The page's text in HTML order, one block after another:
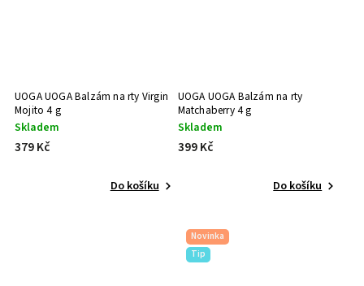
UOGA UOGA Balzám na rty Virgin
Mojito 4 g
Skladem
379 Kč
Do košíku
UOGA UOGA Balzám na rty
Matchaberry 4 g
Skladem
399 Kč
Do košíku
Novinka
Tip